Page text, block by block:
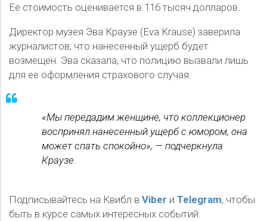
Ее стоимость оценивается в 116 тысяч долларов.
Директор музея Эва Краузе (Eva Krause) заверила
журналистов, что нанесенный ущерб будет
возмещен. Эва сказала, что полицию вызвали лишь
для ее оформления страхового случая.
«Мы передадим женщине, что коллекционер
воспринял нанесенный ущерб с юмором, она
может спать спокойно», — подчеркнула
Краузе.
Подписывайтесь на Квибл в Viber и Telegram, чтобы
быть в курсе самых интересных событий.